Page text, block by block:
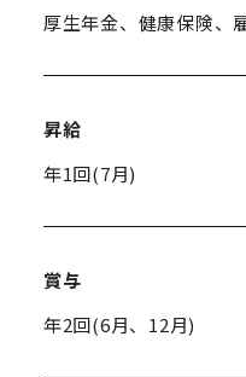
厚生年金、健康保険、
昇給
年1回(7月)
賞与
年2回(6月、12月)